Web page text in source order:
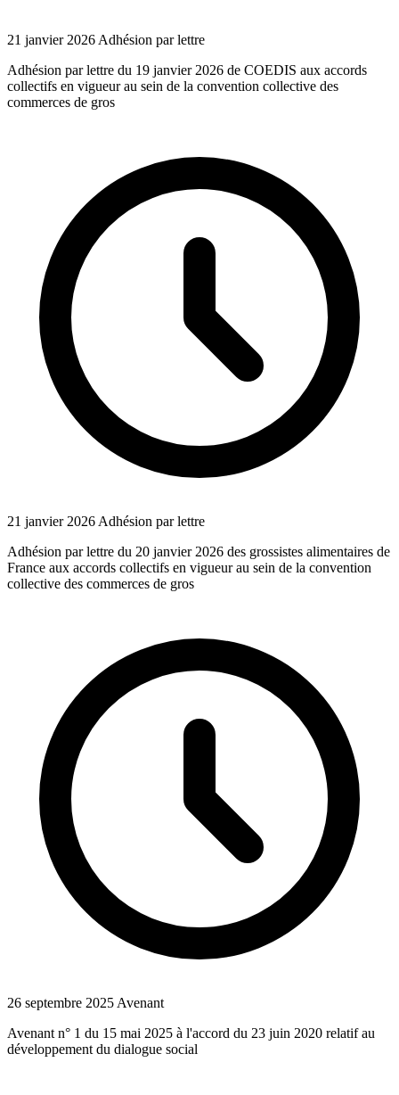
21 janvier 2026 Adhésion par lettre
Adhésion par lettre du 19 janvier 2026 de COEDIS aux accords
collectifs en vigueur au sein de la convention collective des
commerces de gros
21 janvier 2026 Adhésion par lettre
Adhésion par lettre du 20 janvier 2026 des grossistes alimentaires de
France aux accords collectifs en vigueur au sein de la convention
collective des commerces de gros
26 septembre 2025 Avenant
Avenant n° 1 du 15 mai 2025 à l'accord du 23 juin 2020 relatif au
développement du dialogue social